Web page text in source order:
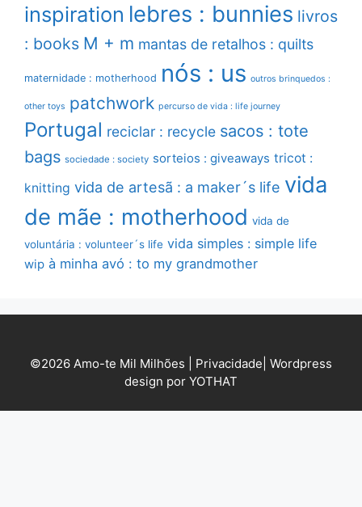
inspiration lebres : bunnies livros
: books M + m mantas de retalhos : quilts
maternidade : motherhood nós : us outros brinquedos :
other toys patchwork percurso de vida : life journey
Portugal reciclar : recycle sacos : tote
bags sociedade : society sorteios : giveaways tricot :
knitting vida de artesã : a maker´s life vida
de mãe : motherhood vida de
voluntária : volunteer´s life vida simples : simple life
wip à minha avó : to my grandmother
©2026 Amo-te Mil Milhões | Privacidade Wordpress
design por YOTHAT